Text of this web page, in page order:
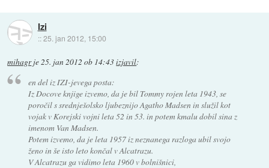
Izi
::25. jan 2012, 15:00
mihagrje25. jan 2012 ob 14:43izjavil:
en del iz IZI-jevega posta:
Iz Docove knjige izvemo, da je bil Tommy rojen leta 1943, se
poročil s srednješolsko ljubeznijo Agatho Madsen in služil kot
vojak v Korejski vojni leta 52 in 53. in potem kmalu dobil sina z
imenom Van Madsen.
Potem izvemo, da je leta 1957 iz neznanega razloga ubil svojo
ženo in še isto leto končal v Alcatrazu.
V Alcatrazu ga vidimo leta 1960 v bolnišnici,